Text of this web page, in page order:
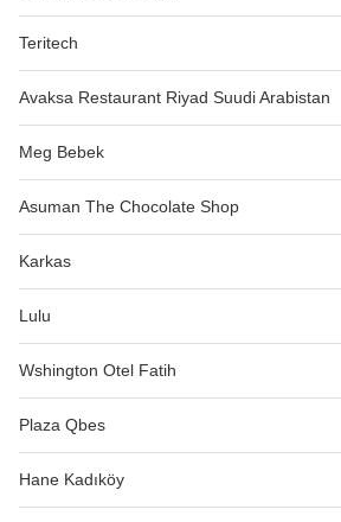
Teritech
Avaksa Restaurant Riyad Suudi Arabistan
Meg Bebek
Asuman The Chocolate Shop
Karkas
Lulu
Wshington Otel Fatih
Plaza Qbes
Hane Kadıköy